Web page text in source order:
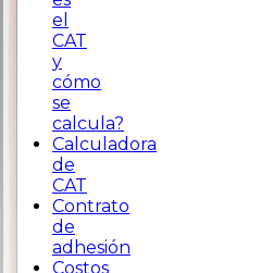
el
CAT
y
cómo
se
calcula?
Calculadora
de
CAT
Contrato
de
adhesión
Costos